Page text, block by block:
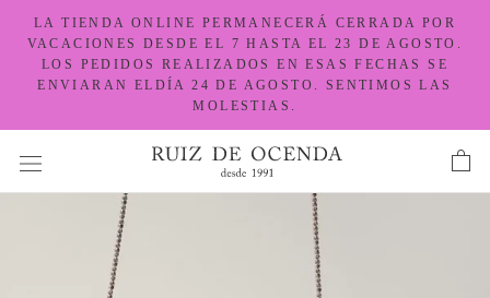
contenido
LA TIENDA ONLINE PERMANECERÁ CERRADA POR
VACACIONES DESDE EL 7 HASTA EL 23 DE AGOSTO.
LOS PEDIDOS REALIZADOS EN ESAS FECHAS SE
ENVIARAN ELDÍA 24 DE AGOSTO. SENTIMOS LAS
MOLESTIAS.